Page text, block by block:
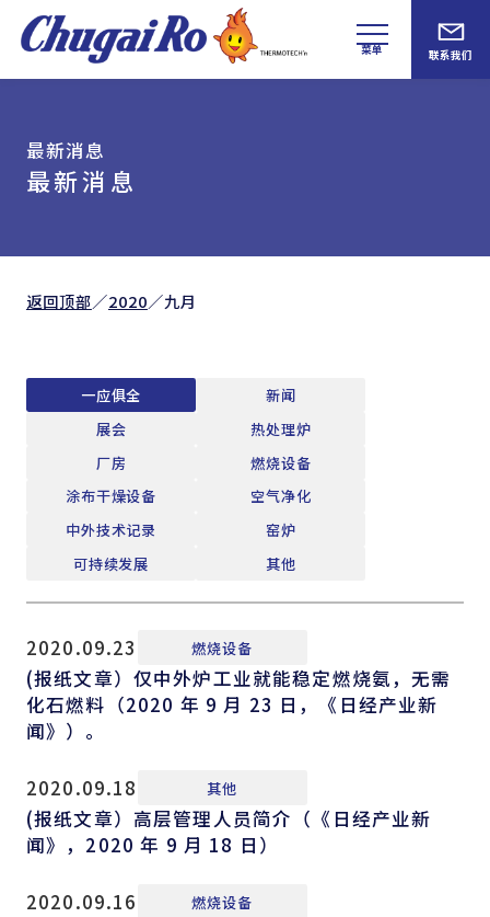
菜单 联系我们
最新消息
最新消息
返回顶部／2020／九月
一应俱全
新闻
展会
热处理炉
厂房
燃烧设备
涂布干燥设备
空气净化
中外技术记录
窑炉
可持续发展
其他
2020.09.23 燃烧设备
(报纸文章）仅中外炉工业就能稳定燃烧氨，无需
化石燃料（2020 年 9 月 23 日，《日经产业新
闻》）。
2020.09.18 其他
(报纸文章）高层管理人员简介（《日经产业新
闻》，2020 年 9 月 18 日）
2020.09.16 燃烧设备